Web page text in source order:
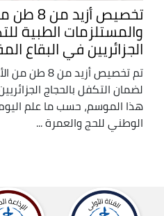
تخصيص أزيد
والمستلزمات الطبية
الجزائريين في البقاع
تم تخصيص أزيد من
لضمان التكفل بالحجاج
هذا الموسم، حسب ما علم اليوم
الوطني للحج والعمرة ...